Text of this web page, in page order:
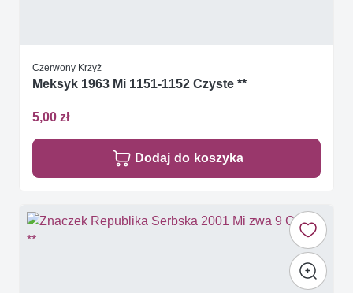
Czerwony Krzyż
Meksyk 1963 Mi 1151-1152 Czyste **
5,00 zł
Dodaj do koszyka